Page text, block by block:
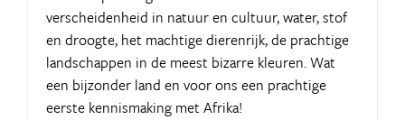
verscheidenheid in natuur en cultuur, water, stof
en droogte, het machtige dierenrijk, de prachtige
landschappen in de meest bizarre kleuren. Wat
een bijzonder land en voor ons een prachtige
eerste kennismaking met Afrika!